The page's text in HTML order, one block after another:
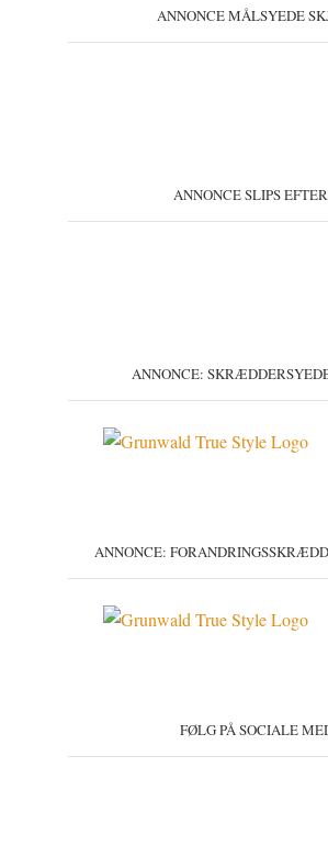
ANNONCE MÅLSYEDE
ANNONCE SLIPS
ANNONCE:
ANNONCE:
FØLG PÅ SOCIALE